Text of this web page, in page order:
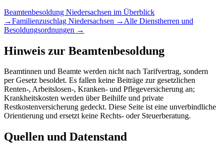
Beamtenbesoldung Niedersachsen im Überblick
→Familienzuschlag Niedersachsen → Alle Dienstherren und
Besoldungsordnungen →
Hinweis zur Beamtenbesoldung
Beamtinnen und Beamte werden nicht nach Tarifvertrag, sondern
per Gesetz besoldet. Es fallen keine Beiträge zur gesetzlichen
Renten-, Arbeitslosen-, Kranken- und Pflegeversicherung an;
Krankheitskosten werden über Beihilfe und private
Restkostenversicherung gedeckt. Diese Seite ist eine unverbindliche
Orientierung und ersetzt keine Rechts- oder Steuerberatung.
Quellen und Datenstand